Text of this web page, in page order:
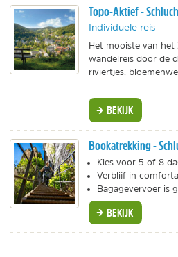
Topo-Aktief -
Individuele reis
Het mooiste van
wandelreis door de
riviertjes,
BEKIJK
Bookatrekking -
Kies voor 5 of 8
Verblijf in
Bagagevervoer is
BEKIJK